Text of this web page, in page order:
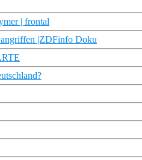
| frontal
angriffen |ZDFinfo Doku